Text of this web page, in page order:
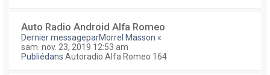
Auto Radio Android Alfa Romeo
Dernier messageparMorrel Masson «
sam. nov. 23, 2019 12:53 am
Publiédans Autoradio Alfa Romeo 164